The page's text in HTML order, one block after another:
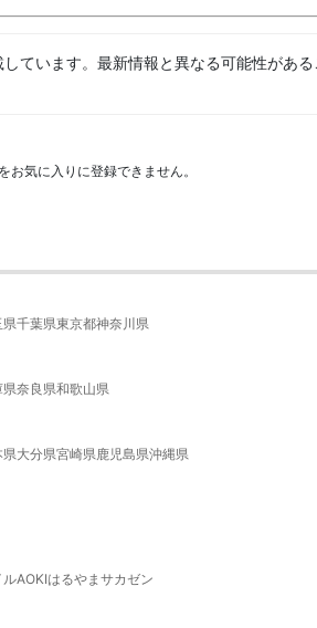
ています。最新情報と異なる可能性があ
気に入りに登録できません。
県千葉県東京都神奈川県
県奈良県和歌山県
県大分県宮崎県鹿児島県沖縄県
ルAOKIはるやま サカゼン